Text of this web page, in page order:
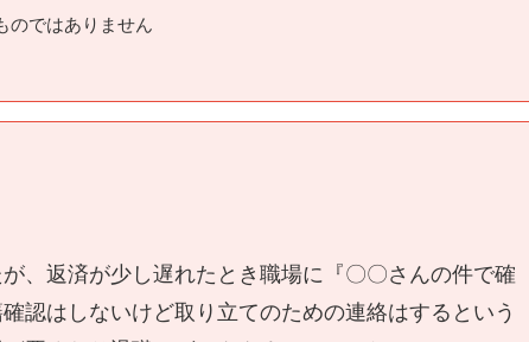
のではありません
、返済が少し遅れたとき職場に『〇〇さんの件で確
認はしないけど取り立てのための連絡はするという